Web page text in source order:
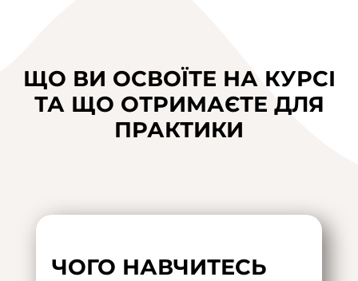
ЩО ВИ ОСВОЇТЕ НА КУРСІ
ТА ЩО ОТРИМАЄТЕ ДЛЯ
ПРАКТИКИ
ЧОГО НАВЧИТЕСЬ